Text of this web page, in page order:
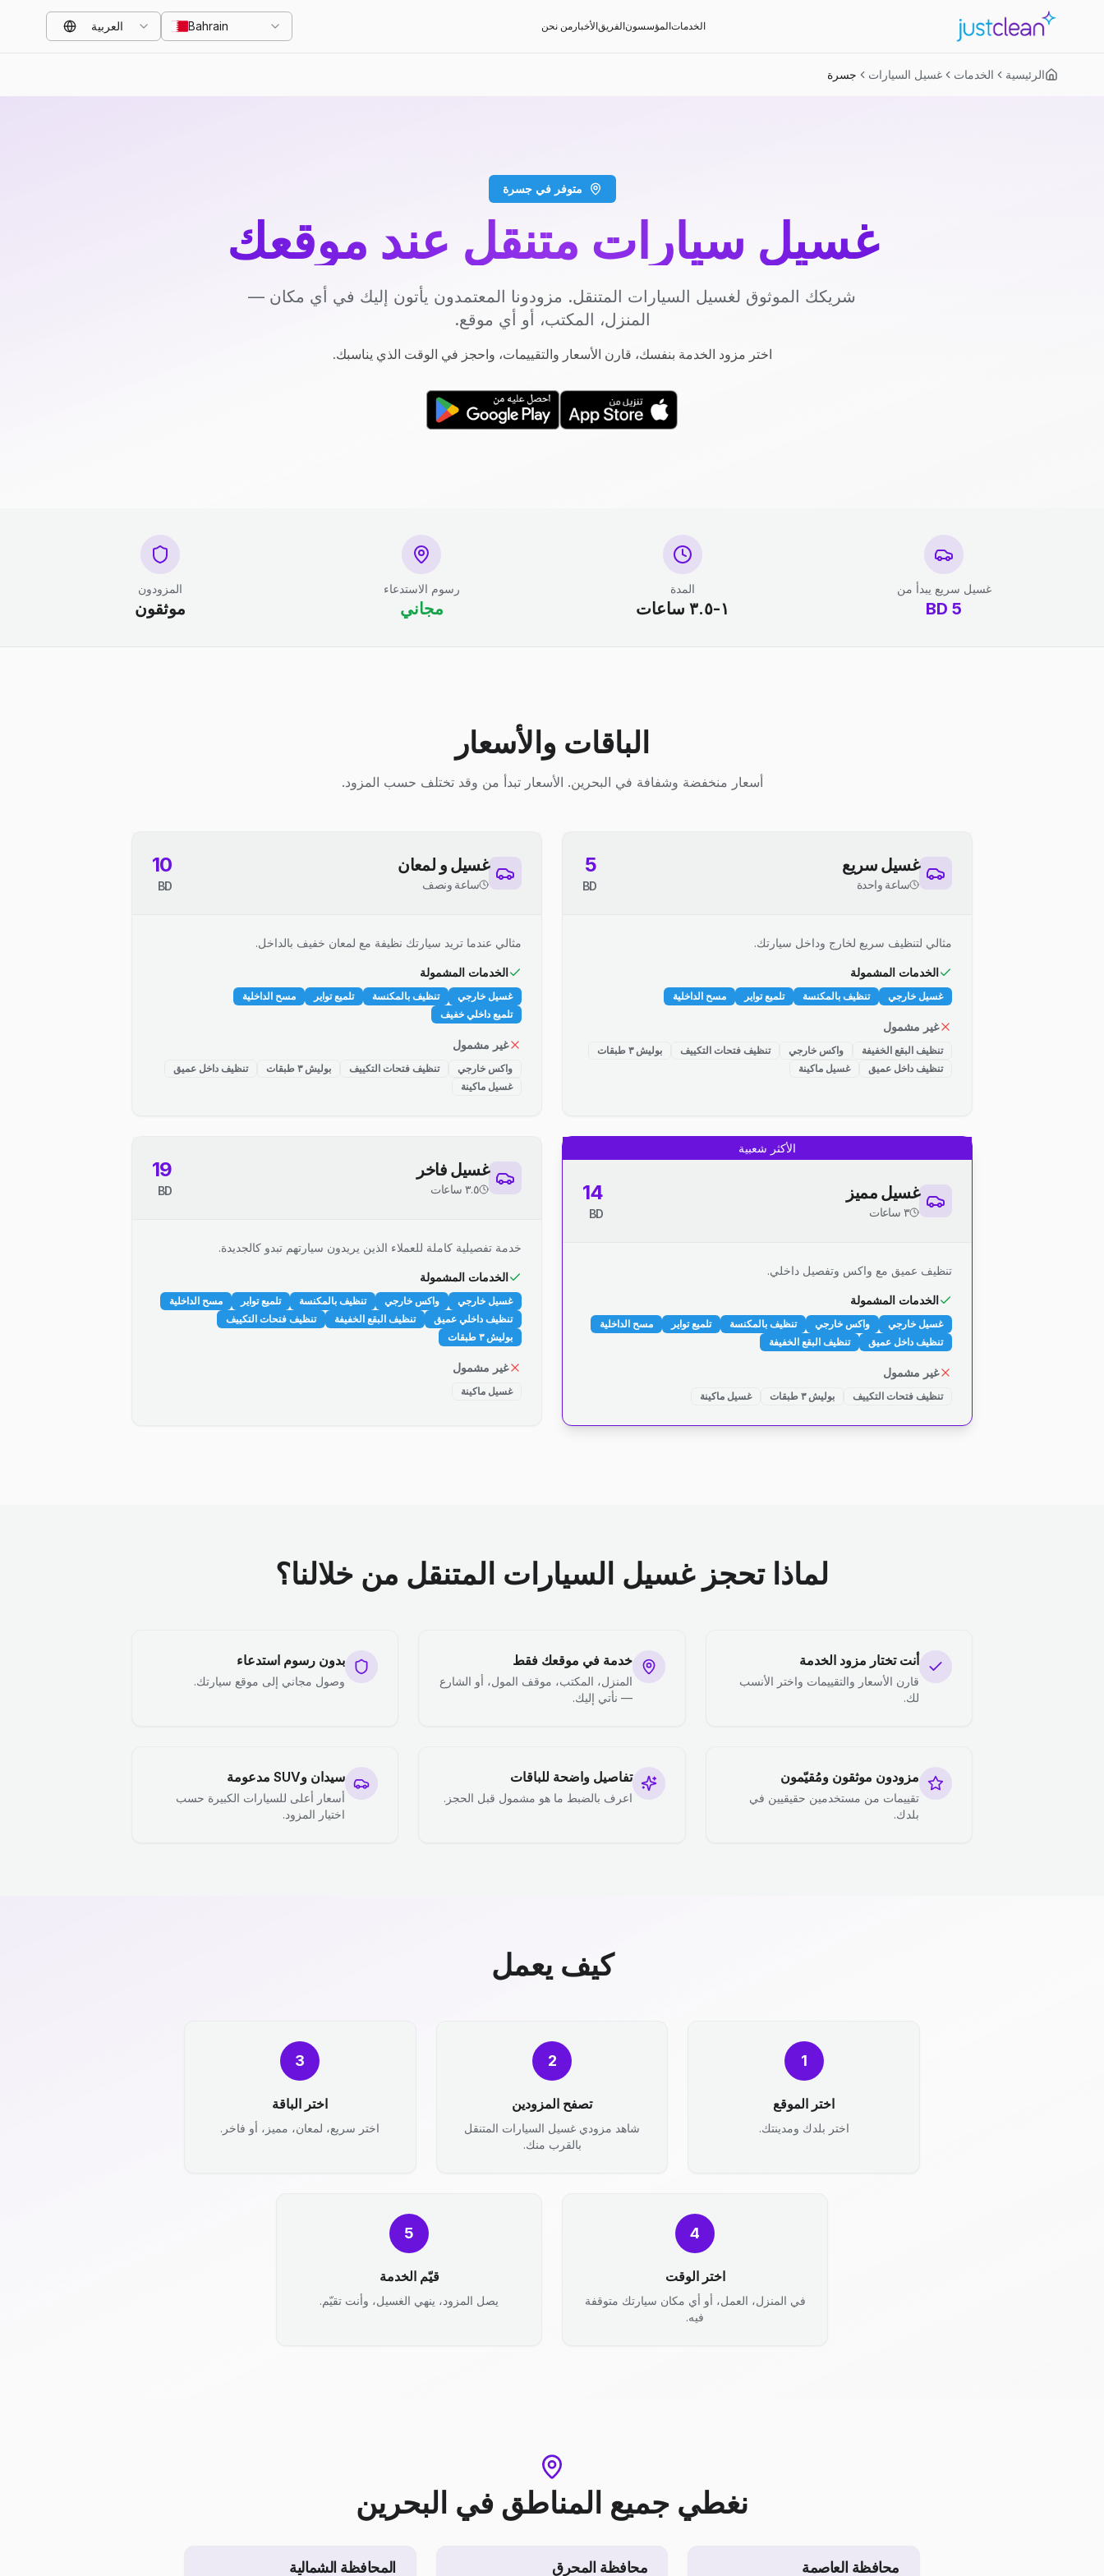
الخدماتالمؤسسونالفريقالأخبار من نحن Bahrain العربية
الرئيسية الخدمات غسيل السيارات جسرة
متوفر في جسرة
غسيل سيارات متنقل عند موقعك
شريكك الموثوق لغسيل السيارات المتنقل. مزودونا المعتمدون يأتون إليك في أي مكان —
المنزل، المكتب، أو أي موقع.
اختر مزود الخدمة بنفسك، قارن الأسعار والتقييمات، واحجز في الوقت الذي يناسبك.
غسيل سريع يبدأ من
5
BD
المدة
١-٣.٥ ساعات
رسوم الاستدعاء
مجاني
المزودون
موثقون
الباقات والأسعار
أسعار منخفضة وشفافة في البحرين. الأسعار تبدأ من وقد تختلف حسب المزود.
غسيل سريع
ساعة واحدة
5
BD
مثالي لتنظيف سريع لخارج وداخل سيارتك.
الخدمات المشمولة
غسيل خارجي تنظيف بالمكنسة تلميع تواير مسح الداخلية
غير مشمول
تنظيف البقع الخفيفة واكس خارجي تنظيف فتحات التكييف
بوليش ٣ طبقات
تنظيف داخل عميق
غسيل ماكينة
غسيل و لمعان
ساعة ونصف
10
BD
مثالي عندما تريد سيارتك نظيفة مع لمعان خفيف بالداخل.
الخدمات المشمولة
غسيل خارجي تنظيف بالمكنسة تلميع تواير
مسح الداخلية
تلميع داخلي خفيف
غير مشمول
واكس خارجي تنظيف فتحات التكييف بوليش ٣ طبقات
تنظيف داخل عميق
غسيل ماكينة
الأكثر شعبية
غسيل مميز
٣ ساعات
14
BD
تنظيف عميق مع واكس وتفصيل داخلي.
الخدمات المشمولة
غسيل خارجي واكس خارجي تنظيف بالمكنسة تلميع تواير
مسح الداخلية
تنظيف داخل عميق
تنظيف البقع الخفيفة
غير مشمول
تنظيف فتحات التكييف بوليش ٣ طبقات غسيل ماكينة
غسيل فاخر
٣.٥ ساعات
19
BD
خدمة تفصيلية كاملة للعملاء الذين يريدون سيارتهم تبدو كالجديدة.
الخدمات المشمولة
غسيل خارجي واكس خارجي تنظيف بالمكنسة تلميع تواير
مسح الداخلية
تنظيف داخلي عميق
تنظيف البقع الخفيفة
تنظيف فتحات التكييف
بوليش ٣ طبقات
غير مشمول
غسيل ماكينة
لماذا تحجز غسيل السيارات المتنقل من خلالنا؟
أنت تختار مزود الخدمة
قارن الأسعار والتقييمات واختر الأنسب
لك.
خدمة في موقعك فقط
المنزل، المكتب، موقف المول، أو الشارع
— نأتي إليك.
بدون رسوم استدعاء
وصول مجاني إلى موقع سيارتك.
مزودون موثقون ومُقيّمون
تقييمات من مستخدمين حقيقيين في
بلدك.
تفاصيل واضحة للباقات
اعرف بالضبط ما هو مشمول قبل الحجز.
سيدان وSUV مدعومة
أسعار أعلى للسيارات الكبيرة حسب
اختيار المزود.
كيف يعمل
1
اختر الموقع
اختر بلدك ومدينتك.
2
تصفح المزودين
شاهد مزودي غسيل السيارات المتنقل
بالقرب منك.
3
اختر الباقة
اختر سريع، لمعان، مميز، أو فاخر.
4
اختر الوقت
في المنزل، العمل، أو أي مكان سيارتك متوقفة
فيه.
5
قيّم الخدمة
يصل المزود، ينهي الغسيل، وأنت تقيّم.
نغطي جميع المناطق في البحرين
محافظة العاصمة محافظة المحرق المحافظة الشمالية